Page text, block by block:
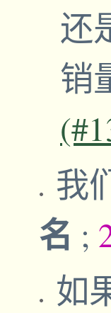
还
销
我
名 ;
如